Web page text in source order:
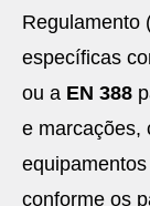
Regulamento
específicas
ou a EN 388
e marcações,
conforme os